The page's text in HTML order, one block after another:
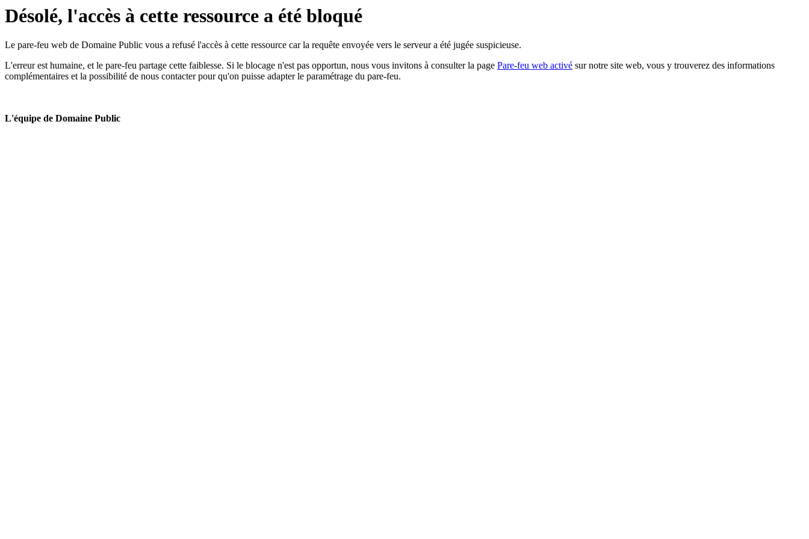
Désolé, l'accès à cette ressource a été bloqué
Le pare-feu web de Domaine Public vous a refusé l'accès à cette ressource car la requête envoyée vers le serveur a été jugée suspicieuse.
L'erreur est humaine, et le pare-feu partage cette faiblesse. Si le blocage n'est pas opportun, nous vous invitons à consulter la page Pare-feu web activé sur notre site web, vous y trouverez des informations
complémentaires et la possibilité de nous contacter pour qu'on puisse adapter le paramétrage du pare-feu.
L'équipe de Domaine Public